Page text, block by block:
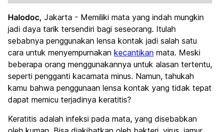
Halodoc, Jakarta - Memiliki mata yang indah mungkin
jadi daya tarik tersendiri bagi seseorang. Itulah
sebabnya penggunakan lensa kontak jadi salah satu
cara untuk menyempurnakan kecantikan mata. Meski
beberapa orang menggunakannya untuk alasan tertentu,
seperti pengganti kacamata minus. Namun, tahukah
kamu bahwa penggunaan lensa kontak yang tidak tepat
dapat memicu terjadinya keratitis?
Keratitis adalah infeksi pada mata, yang disebabkan